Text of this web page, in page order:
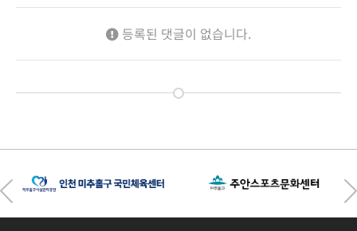
등록된 댓글이 없습니다.